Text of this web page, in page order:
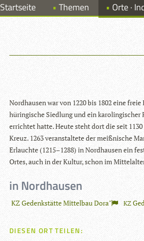
Startseite Themen Orte ·
Nord­hau­sen war von 1220 bis 1802 eine
hü­rin­gi­sche Sied­lung und ein karo­lin­gi­scher
errich­tet hatte. Heute steht dort die seit
Kreuz. 1263 ver­an­stal­tete der meiß­ni­sche
Erlauchte (1215–1288) in Nord­hau­sen ein
Ortes, auch in der Kul­tur, schon im
in Nordhausen
KZ Gedenkstätte Mittelbau Dora"> KZ
DIESEN ORT TEILEN: